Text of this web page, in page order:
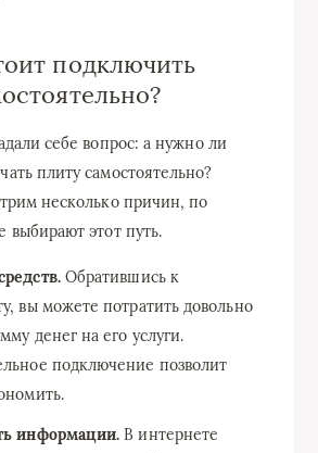
подключить
себе вопрос: а нужно ли
плиту самостоятельно?
несколько причин, по
выбирают этот путь.
Обратившись к
вы можете потратить довольно
денег на его услуги.
подключение позволит
информации. В интернете